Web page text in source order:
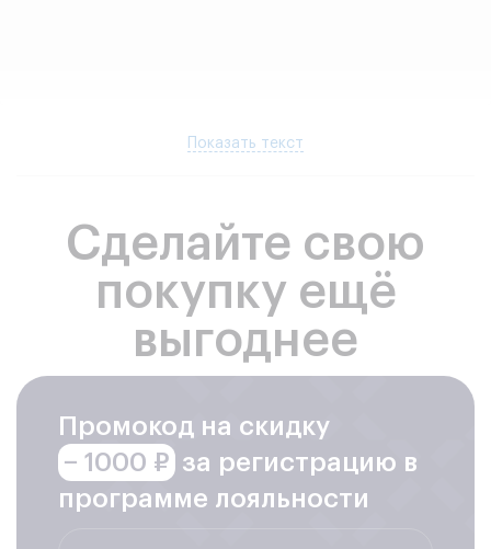
Показать текст
Сделайте свою
покупку ещё
выгоднее
Промокод на скидку
− 1000 ₽ за регистрацию в
программе лояльности